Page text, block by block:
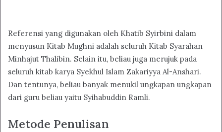
Referensi yang digunakan oleh Khatib Syirbini dalam
menyusun Kitab Mughni adalah seluruh Kitab Syarahan
Minhajut Thalibin. Selain itu, beliau juga merujuk pada
seluruh kitab karya Syekhul Islam Zakariyya Al-Anshari.
Dan tentunya, beliau banyak menukil ungkapan ungkapan
dari guru beliau yaitu Syihabuddin Ramli.
Metode Penulisan